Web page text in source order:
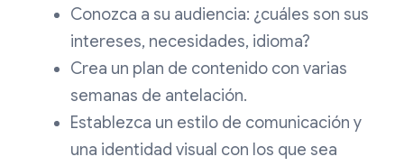
Conozca a su audiencia: ¿cuáles son sus
intereses, necesidades, idioma?
Crea un plan de contenido con varias
semanas de antelación.
Establezca un estilo de comunicación y
una identidad visual con los que sea